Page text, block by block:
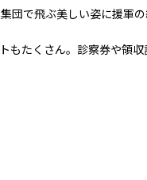
で飛ぶ美しい姿に援軍
もたくさん。診察券や領